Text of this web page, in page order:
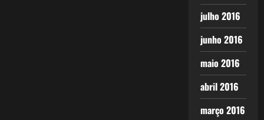
julho 2016
junho 2016
maio 2016
abril 2016
março 2016